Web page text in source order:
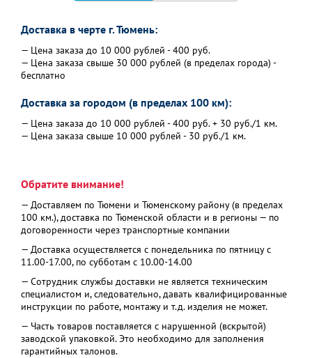
Доставка в черте г. Тюмень:
— Цена заказа до 10 000 рублей - 400 руб.
— Цена заказа свыше 30 000 рублей (в пределах города) -
бесплатно
Доставка за городом (в пределах 100 км):
— Цена заказа до 10 000 рублей - 400 руб. + 30 руб./1 км.
— Цена заказа свыше 10 000 рублей - 30 руб./1 км.
Обратите внимание!
— Доставляем по Тюмени и Тюменскому району (в пределах
100 км.), доставка по Тюменской области и в регионы — по
договоренности через транспортные компании
— Доставка осуществляется с понедельника по пятницу с
11.00-17.00, по субботам с 10.00-14.00
— Сотрудник службы доставки не является техническим
специалистом и, следовательно, давать квалифицированные
инструкции по работе, монтажу и т.д. изделия не может.
— Часть товаров поставляется с нарушенной (вскрытой)
заводской упаковкой. Это необходимо для заполнения
гарантийных талонов.